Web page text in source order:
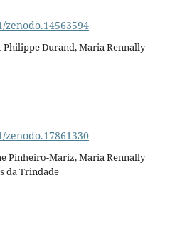
zenodo.14563594
Durand, Maria Rennally
zenodo.17861330
Pinheiro-Mariz, Maria Rennally
da Trindade